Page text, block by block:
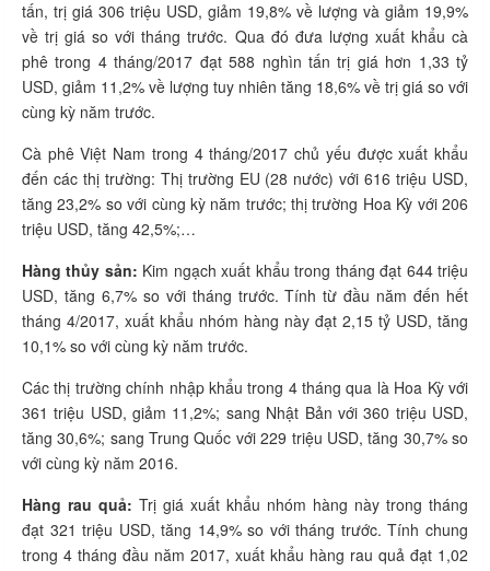
tấn, trị giá 306 triệu USD, giảm 19,8% về lượng và giảm 19,9%
về trị giá so với tháng trước. Qua đó đưa lượng xuất khẩu cà
phê trong 4 tháng/2017 đạt 588 nghìn tấn trị giá hơn 1,33 tỷ
USD, giảm 11,2% về lượng tuy nhiên tăng 18,6% về trị giá so với
cùng kỳ năm trước.
Cà phê Việt Nam trong 4 tháng/2017 chủ yếu được xuất khẩu
đến các thị trường: Thị trường EU (28 nước) với 616 triệu USD,
tăng 23,2% so với cùng kỳ năm trước; thị trường Hoa Kỳ với 206
triệu USD, tăng 42,5%;…
Hàng thủy sản: Kim ngạch xuất khẩu trong tháng đạt 644 triệu
USD, tăng 6,7% so với tháng trước. Tính từ đầu năm đến hết
tháng 4/2017, xuất khẩu nhóm hàng này đạt 2,15 tỷ USD, tăng
10,1% so với cùng kỳ năm trước.
Các thị trường chính nhập khẩu trong 4 tháng qua là Hoa Kỳ với
361 triệu USD, giảm 11,2%; sang Nhật Bản với 360 triệu USD,
tăng 30,6%; sang Trung Quốc với 229 triệu USD, tăng 30,7% so
với cùng kỳ năm 2016.
Hàng rau quả: Trị giá xuất khẩu nhóm hàng này trong tháng
đạt 321 triệu USD, tăng 14,9% so với tháng trước. Tính chung
trong 4 tháng đầu năm 2017, xuất khẩu hàng rau quả đạt 1,02